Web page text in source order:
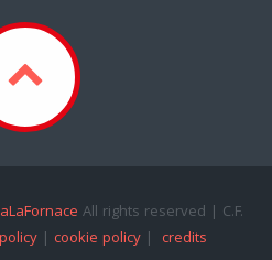
All rights reserved | C.F.
| cookie policy| credits